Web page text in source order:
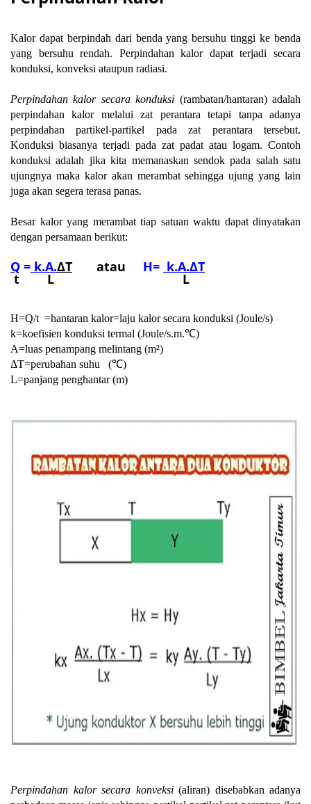
Kalor dapat berpindah dari benda yang bersuhu tinggi ke benda
yang bersuhu rendah. Perpindahan kalor dapat terjadi secara
konduksi, konveksi ataupun radiasi.
Perpindahan kalor secara konduksi (rambatan/hantaran) adalah
perpindahan kalor melalui zat perantara tetapi tanpa adanya
perpindahan partikel-partikel pada zat perantara tersebut.
Konduksi biasanya terjadi pada zat padat atau logam. Contoh
konduksi adalah jika kita memanaskan sendok pada salah satu
ujungnya maka kalor akan merambat sehingga ujung yang lain
juga akan segera terasa panas.
Besar kalor yang merambat tiap satuan waktu dapat dinyatakan
dengan persamaan berikut:
Q = k.A.ΔT atau H= k.A.ΔT
t L L
H=Q/t =hantaran kalor=laju kalor secara konduksi (Joule/s)
k=koefisien konduksi termal (Joule/s.m.℃)
A=luas penampang melintang (m²)
ΔT=perubahan suhu
(℃)
L=panjang penghantar (m)
Perpindahan kalor secara konveksi (aliran) disebabkan adanya